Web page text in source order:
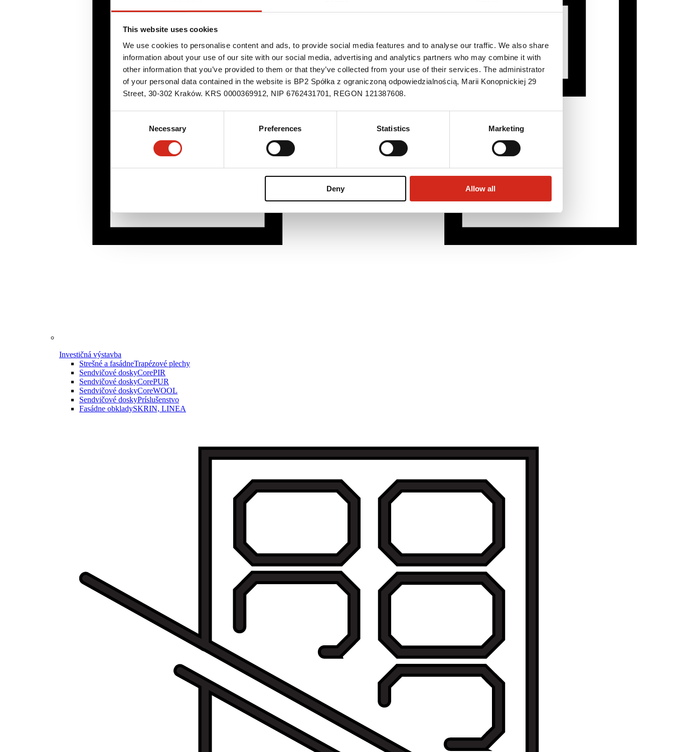
This website uses cookies
We use cookies to personalise content and ads, to provide social media features and to analyse our traffic. We also share
information about your use of our site with our social media, advertising and analytics partners who may combine it with
other information that you’ve provided to them or that they’ve collected from your use of their services. The administrator
of your personal data contained in the website is BP2 Spółka z ograniczoną odpowiedzialnością, Marii Konopnickiej 29
Street, 30-302 Kraków. KRS 0000369912, NIP 6762431701, REGON 121387608.
Necessary Preferences Statistics Marketing
Deny Allow all
Investičná výstavba
Strešné a fasádneTrapézové plechy
Sendvičové doskyCorePIR
Sendvičové doskyCorePUR
Sendvičové doskyCoreWOOL
Sendvičové doskyPríslušenstvo
Fasádne obkladySKRIN, LINEA